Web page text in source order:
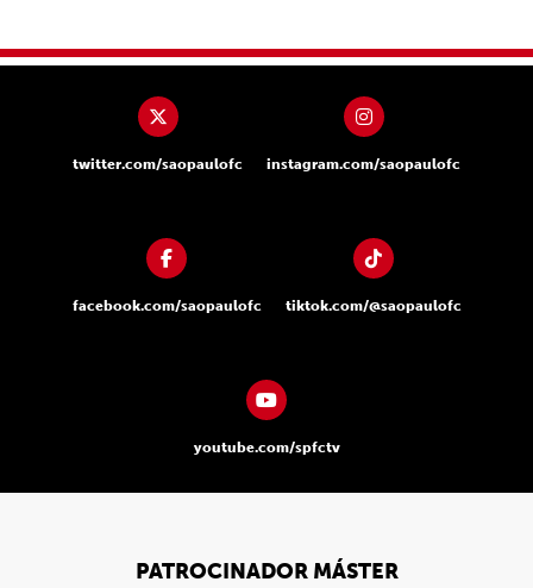
twitter.com/saopaulofc instagram.com/saopaulofc
facebook.com/saopaulofc tiktok.com/@saopaulofc
youtube.com/spfctv
PATROCINADOR MÁSTER